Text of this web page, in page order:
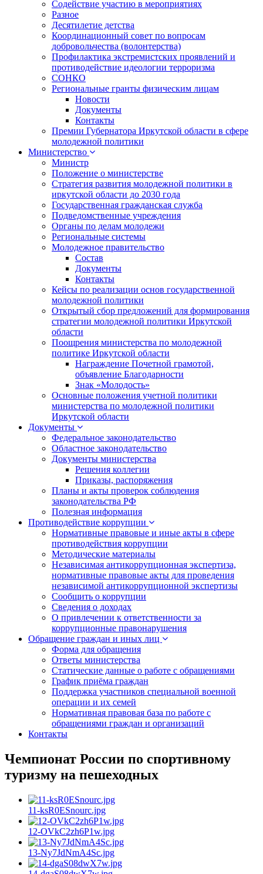
Содействие участию в мероприятиях
Разное
Десятилетие детства
Координационный совет по вопросам
добровольчества (волонтерства)
Профилактика экстремистских проявлений и
противодействие идеологии терроризма
СОНКО
Региональные гранты физическим лицам
Новости
Документы
Контакты
Премии Губернатора Иркутской области в сфере
молодежной политики
Министерство
Министр
Положение о министерстве
Стратегия развития молодежной политики в
иркутской области до 2030 года
Государственная гражданская служба
Подведомственные учреждения
Органы по делам молодежи
Региональные системы
Молодежное правительство
Состав
Документы
Контакты
Кейсы по реализации основ государственной
молодежной политики
Открытый сбор предложений для формирования
стратегии молодежной политики Иркутской
области
Поощрения министерства по молодежной
политике Иркутской области
Награждение Почетной грамотой,
объявление Благодарности
Знак «Молодость»
Основные положения учетной политики
министерства по молодежной политики
Иркутской области
Документы
Федеральное законодательство
Областное законодательство
Документы министерства
Решения коллегии
Приказы, распоряжения
Планы и акты проверок соблюдения
законодательства РФ
Полезная информация
Противодействие коррупции
Нормативные правовые и иные акты в сфере
противодействия коррупции
Методические материалы
Независимая антикоррупционная экспертиза,
нормативные правовые акты для проведения
независимой антикоррупционной экспертизы
Сообщить о коррупции
Сведения о доходах
О привлечении к ответственности за
коррупционные правонарушения
Обращение граждан и иных лиц
Форма для обращения
Ответы министерства
Статические данные о работе с обращениями
График приёма граждан
Поддержка участников специальной военной
операции и их семей
Нормативная правовая база по работе с
обращениями граждан и организаций
Контакты
Чемпионат России по спортивному
туризму на пешеходных
11-ksR0ESnourc.jpg
12-OVkC2zh6P1w.jpg
13-Ny7JdNmA4Sc.jpg